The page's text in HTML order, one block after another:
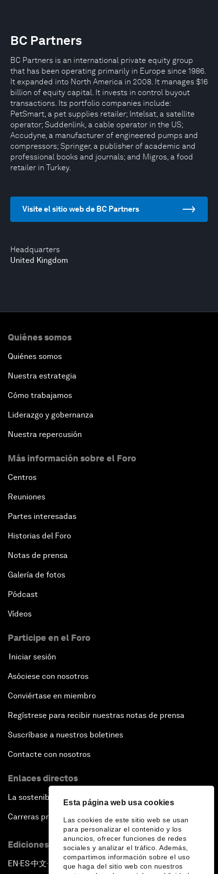
Esta página web usa cookies
Las cookies de este sitio web se usan
para personalizar el contenido y los
anuncios, ofrecer funciones de redes
sociales y analizar el tráfico. Además,
compartimos información sobre el uso
que haga del sitio web con nuestros
Headquarters
United Kingdom
BC Partners
BC Partners is an international private equity group
that has been operating primarily in Europe since 1986.
It expanded into North America in 2008. It manages $16
billion of equity capital. It invests in control buyout
transactions. Its portfolio companies include:
PetSmart, a pet supplies retailer; Intelsat, a satellite
operator; Suddenlink, a cable operator in the US;
Accudyne, a manufacturer of engineered pumps and
compressors; Springer, a publisher of academic and
professional books and journals; and Migros, a food
retailer in Turkey.
Visite el sitio web de BC Partners
Quiénes somos
Quiénes somos
Nuestra estrategia
Cómo trabajamos
Liderazgo y gobernanza
Nuestra repercusión
Más información sobre el Foro
Centros
Reuniones
Partes interesadas
Historias del Foro
Notas de prensa
Galería de fotos
Pódcast
Vídeos
Participe en el Foro
Iniciar sesión
Asóciese con nosotros
Conviértase en miembro
Regístrese para recibir nuestras notas de prensa
Suscríbase a nuestros boletines
Contacte con nosotros
Enlaces directos
La sostenibilidad en el Foro
Carreras profesionales
Ediciones en otros idiomas
EN ▪ES▪中文▪ 日本語